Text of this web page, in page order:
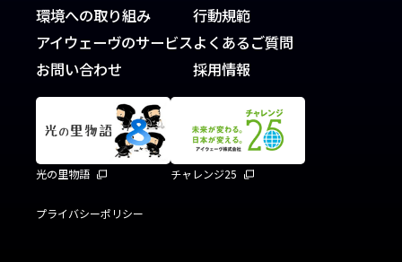
環境への取り組み
アイウェーヴのサービス
お問い合わせ
行動規範
よくあるご質問
採用情報
光の里物語 チャレンジ25
プライバシーポリシー